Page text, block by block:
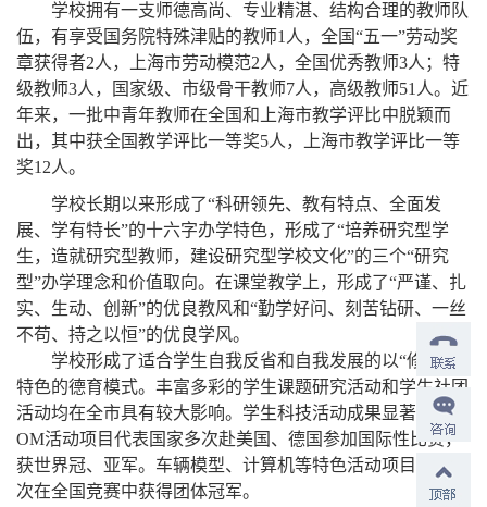
学校拥有一支师德高尚、专业精湛、结构合理的教师队
伍，有享受国务院特殊津贴的教师1人，全国“五一”劳动奖
章获得者2人，上海市劳动模范2人，全国优秀教师3人；特
级教师3人，国家级、市级骨干教师7人，高级教师51人。近
年来，一批中青年教师在全国和上海市教学评比中脱颖而
出，其中获全国教学评比一等奖5人，上海市教学评比一等
奖12人。
学校长期以来形成了“科研领先、教有特点、全面发
展、学有特长”的十六字办学特色，形成了“培养研究型学
生，造就研究型教师，建设研究型学校文化”的三个“研究
型”办学理念和价值取向。在课堂教学上，形成了“严谨、扎
实、生动、创新”的优良教风和“勤学好问、刻苦钻研、一丝
不苟、持之以恒”的优良学风。
学校形成了适合学生自我反省和自我发展的以“修身”为
特色的德育模式。丰富多彩的学生课题研究活动和学生社团
活动均在全市具有较大影响。学生科技活动成果显著，头脑
OM活动项目代表国家多次赴美国、德国参加国际性比赛，
获世界冠、亚军。车辆模型、计算机等特色活动项目，也多
次在全国竞赛中获得团体冠军。